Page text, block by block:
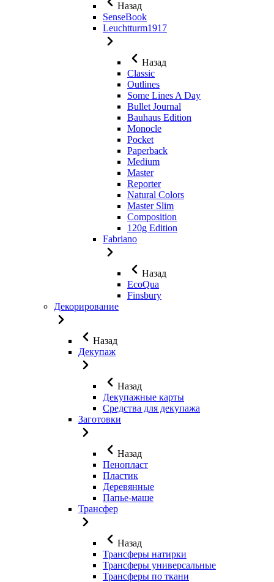
Назад
SenseBook
Leuchtturm1917
Назад
Classic
Outlines
Some Lines A Day
Bullet Journal
Bauhaus Edition
Monocle
Pocket
Paperback
Medium
Master
Reporter
Natural Colors
Master Slim
Composition
120g Edition
Fabriano
Назад
EcoQua
Finsbury
Декорирование
Назад
Декупаж
Назад
Декупажные карты
Средства для декупажа
Заготовки
Назад
Пенопласт
Пластик
Деревянные
Папье-маше
Трансфер
Назад
Трансферы натирки
Трансферы универсальные
Трансферы по ткани